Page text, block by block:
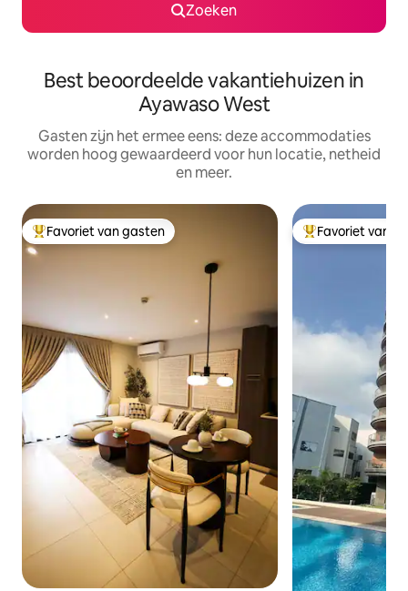
Zoeken
Best beoordeelde vakantiehuizen in
Ayawaso West
Gasten zijn het ermee eens: deze accommodaties
worden hoog gewaardeerd voor hun locatie, netheid
en meer.
Topfavoriet van gasten
Favoriet van gasten Topfavoriet van
Favoriet van